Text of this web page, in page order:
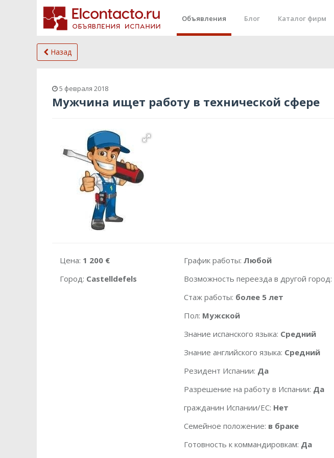
Объявления Блог Каталог фирм
Назад
5 февраля 2018
Мужчина ищет работу в технической сфере
Цена: 1 200 €
Город: Castelldefels
График работы:Любой
Возможность переезда в другой город:
Стаж работы: более 5 лет
Пол: Мужской
Знание испанского языка: Средний
Знание английского языка: Средний
Резидент Испании: Да
Разрешение на работу в Испании: Да
гражданин Испании/ЕС: Нет
Семейное положение: в браке
Готовность к коммандировкам: Да